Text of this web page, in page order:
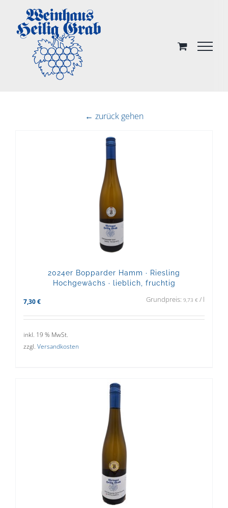
content
← zurück gehen
2024er Bopparder Hamm · Riesling
Hochgewächs · lieblich, fruchtig
7,30 € Grundpreis: 9,73 € / l
inkl. 19 % MwSt.
zzgl. Versandkosten